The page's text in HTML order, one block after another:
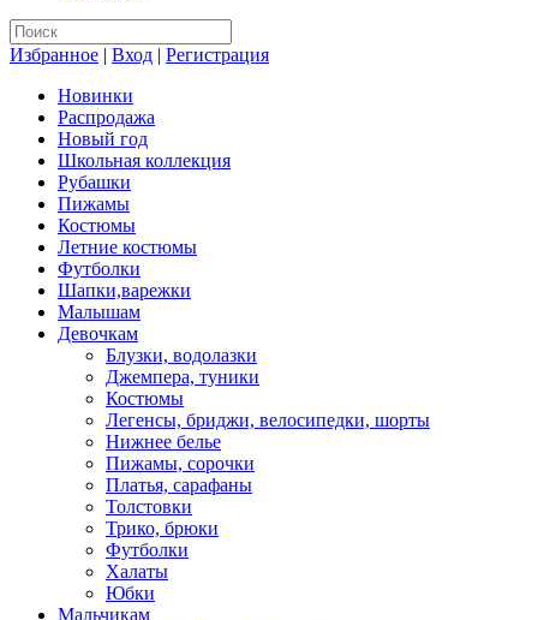
Избранное | Вход | Регистрация
Новинки
Распродажа
Новый год
Школьная коллекция
Рубашки
Пижамы
Костюмы
Летние костюмы
Футболки
Шапки,варежки
Малышам
Девочкам
Блузки, водолазки
Джемпера, туники
Костюмы
Легенсы, бриджи, велосипедки, шорты
Нижнее белье
Пижамы, сорочки
Платья, сарафаны
Толстовки
Трико, брюки
Футболки
Халаты
Юбки
Мальчикам